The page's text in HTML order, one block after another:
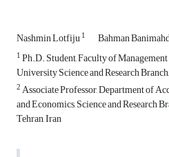
Nashmin Lotfiju1 Bahman
1Ph.D. Student, Faculty of
University Science and Research
2Associate Professor, Department of
and Economics, Science and Research
Tehran, Iran